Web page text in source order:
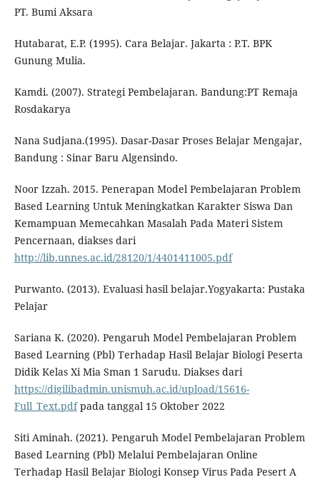
PT. Bumi Aksara
Hutabarat, E.P. (1995). Cara Belajar. Jakarta : P.T. BPK
Gunung Mulia.
Kamdi. (2007). Strategi Pembelajaran. Bandung:PT Remaja
Rosdakarya
Nana Sudjana.(1995). Dasar-Dasar Proses Belajar Mengajar,
Bandung : Sinar Baru Algensindo.
Noor Izzah. 2015. Penerapan Model Pembelajaran Problem
Based Learning Untuk Meningkatkan Karakter Siswa Dan
Kemampuan Memecahkan Masalah Pada Materi Sistem
Pencernaan, diakses dari
http://lib.unnes.ac.id/28120/1/4401411005.pdf
Purwanto. (2013). Evaluasi hasil belajar.Yogyakarta: Pustaka
Pelajar
Sariana K. (2020). Pengaruh Model Pembelajaran Problem
Based Learning (Pbl) Terhadap Hasil Belajar Biologi Peserta
Didik Kelas Xi Mia Sman 1 Sarudu. Diakses dari
https://digilibadmin.unismuh.ac.id/upload/15616-
Full_Text.pdfpada tanggal 15 Oktober 2022
Siti Aminah. (2021). Pengaruh Model Pembelajaran Problem
Based Learning (Pbl) Melalui Pembelajaran Online
Terhadap Hasil Belajar Biologi Konsep Virus Pada Pesert A